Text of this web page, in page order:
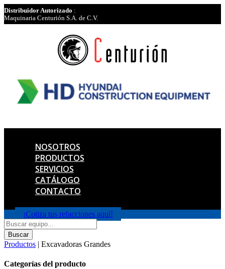
Distribuidor Autorizado :
Maquinaria Centurión S.A. de C.V.
NOSOTROS
PRODUCTOS
SERVICIOS
CATÁLOGO
CONTACTO
¡Cotiza tus refacciones aquí!
Products
search
Buscar
Productos | Excavadoras Grandes
Categorías del producto